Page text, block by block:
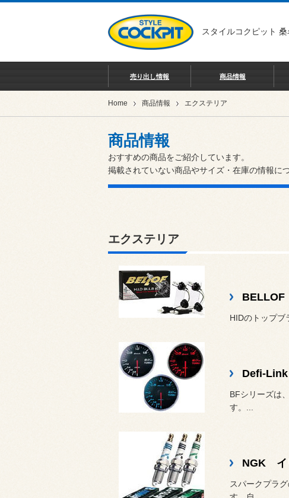
スタイルコクピット 桑
売り出し情報 商品情報
Home 商品情報 エクステリア
商品情報
おすすめの商品をご紹介しています。
掲載されていない商品やサイズ・在庫の情報に
エクステリア
BELLOF
HIDのトップブ
Defi-
BFシリーズは
す。...
NGK イ
スパークプラ